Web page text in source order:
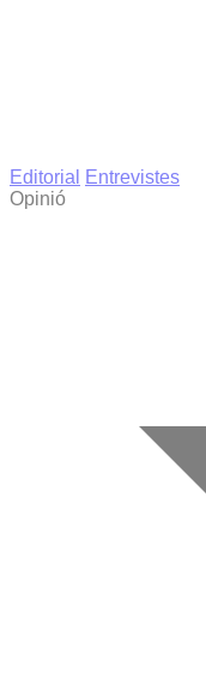
Editorial
Entrevistes
Opinió